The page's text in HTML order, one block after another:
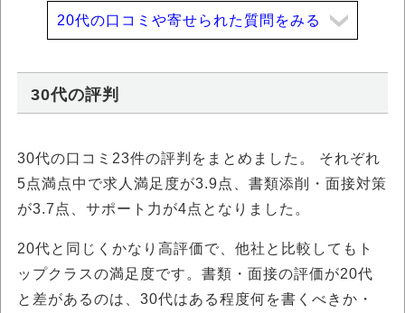
20代の口コミや寄せられた質問をみる
30代の評判
30代の口コミ23件の評判をまとめました。 それぞれ
5点満点中で求人満足度が3.9点、書類添削・面接対策
が3.7点、サポート力が4点となりました。
20代と同じくかなり高評価で、他社と比較してもト
ップクラスの満足度です。書類・面接の評価が20代
と差があるのは、30代はある程度何を書くべきか・